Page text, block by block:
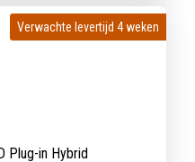
Verwachte levertijd 4 weken
Verwachte levertijd 4 weken